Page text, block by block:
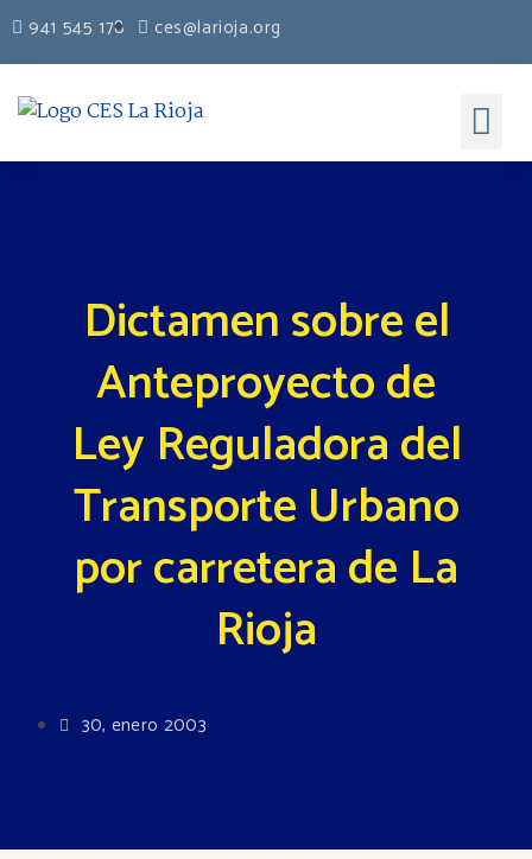
941 545 178 ces@larioja.org
Dictamen sobre el
Anteproyecto de
Ley Reguladora del
Transporte Urbano
por carretera de La
Rioja
30, enero 2003